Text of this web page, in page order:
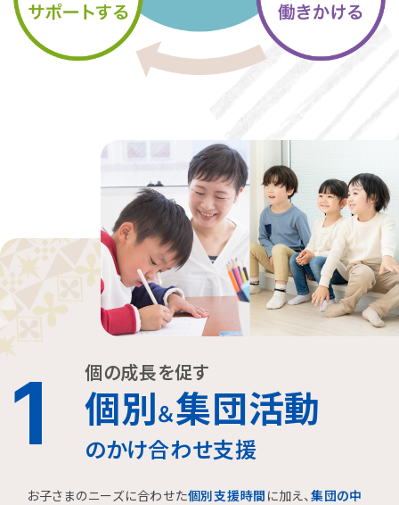
1 個の成長を促す
個別＆集団活動
のかけ合わせ支援
お子さまのニーズに合わせた個別支援時間 に加え、 集団の中